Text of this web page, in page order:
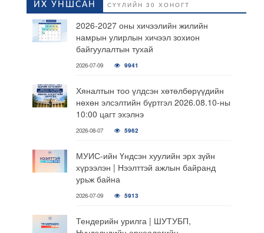
ИХ УНШСАН СҮҮЛИЙН 30 ХОНОГТ
2026-2027 оны хичээлийн жилийн
намрын улирлын хичээл зохион
байгуулалтын тухай
2026-07-09 9941
Хяналтын тоо үлдсэн хөтөлбөрүүдийн
нөхөн элсэлтийн бүртгэл 2026.08.10-ны
10:00 цагт эхэлнэ
2026-08-07 5962
МУИС-ийн Үндсэн хуулийн эрх зүйн
хүрээлэн | Нээлттэй ажлын байранд
урьж байна
2026-07-09 5913
Тендерийн урилга | ШУТУБП,